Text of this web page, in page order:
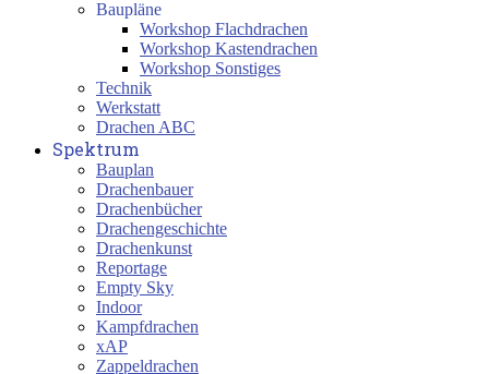
Baupläne
Workshop Flachdrachen
Workshop Kastendrachen
Workshop Sonstiges
Technik
Werkstatt
Drachen ABC
Spektrum
Bauplan
Drachenbauer
Drachenbücher
Drachengeschichte
Drachenkunst
Reportage
Empty Sky
Indoor
Kampfdrachen
xAP
Zappeldrachen